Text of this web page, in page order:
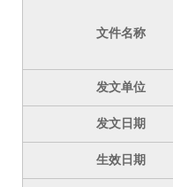
文件名称
发文单位
发文日期
生效日期